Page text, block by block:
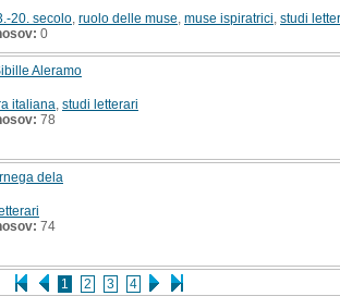
1 2 3 4
20. secolo ruolo delle muse muse ispiratrici studi
0
Aleramo
italiana studi letterari
78
dela
74